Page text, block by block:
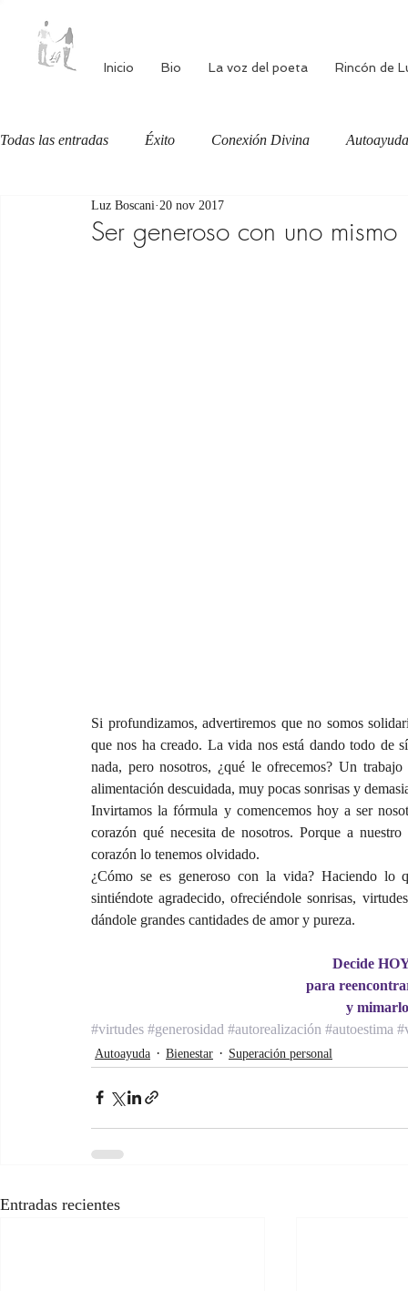
Inicio Bio La voz del poeta Rincón de
Todas las entradas Éxito Conexión Divina Autoayuda
Autoestima Alimentación consciente
Ser generoso con uno mismo
Luz Boscani 20 nov 2017
Si profundizamos, advertiremos que no somos
que nos ha creado. La vida nos está dando todo de
nada, pero nosotros, ¿qué le ofrecemos? Un
alimentación descuidada, muy pocas sonrisas y
Invirtamos la fórmula y comencemos hoy a ser
corazón qué necesita de nosotros. Porque a
corazón lo tenemos olvidado.
¿Cómo se es generoso con la vida? Haciendo lo
sintiéndote agradecido, ofreciéndole sonrisas,
dándole grandes cantidades de amor y pureza.
Decide
para
y
#virtudes #generosidad #autorealización #autoestima
Autoayuda Bienestar Superación personal
Entradas recientes